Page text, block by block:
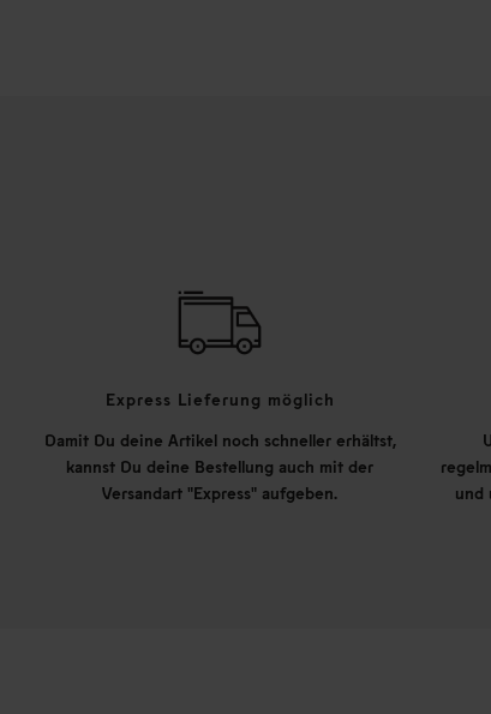
Express Lieferung möglich
Damit Du deine Artikel noch schneller erhältst,
kannst Du deine Bestellung auch mit der
Versandart "Express" aufgeben.
und